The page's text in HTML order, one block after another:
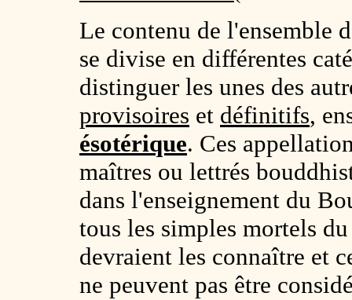
Le contenu de l'ensemble
se divise en différentes
distinguer les unes des
provisoires et définitifs,
ésotérique. Ces
maîtres ou lettrés
dans l'enseignement du
tous les simples mortels
devraient les connaître et
ne peuvent pas être